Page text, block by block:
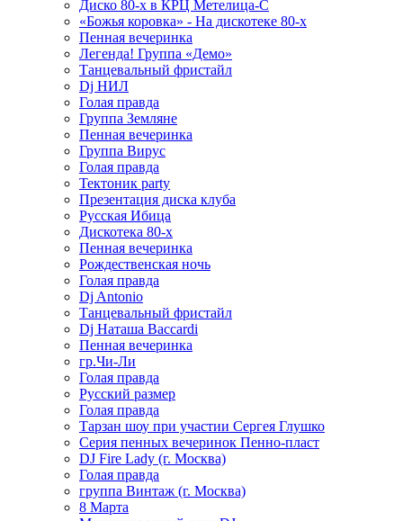
Диско 80-х в КРЦ Метелица-С
«Божья коровка» - На дискотеке 80-х
Пенная вечеринка
Легенда! Группа «Демо»
Танцевальный фристайл
Dj НИЛ
Голая правда
Группа Земляне
Пенная вечеринка
Группа Вирус
Голая правда
Тектоник party
Презентация диска клуба
Русская Ибица
Дискотека 80-х
Пенная вечеринка
Рождественская ночь
Голая правда
Dj Antonio
Танцевальный фристайл
Dj Наташа Baccardi
Пенная вечеринка
гр.Чи-Ли
Голая правда
Русский размер
Голая правда
Тарзан шоу при участии Сергея Глушко
Серия пенных вечеринок Пенно-пласт
DJ Fire Lady (г. Москва)
Голая правда
группа Винтаж (г. Москва)
8 Марта